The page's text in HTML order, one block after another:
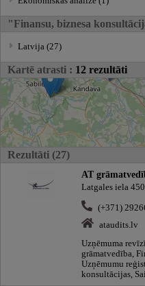
"Finansu, biznesa
Latvija (27)
Kartē atrasti : 12 rezultāti
Rezultāti (27)
AT
Latgales iela
(+371)
ataudits.lv
Uzņēmuma
grāmatvedība,
Uzņēmumu
konsultācijas,